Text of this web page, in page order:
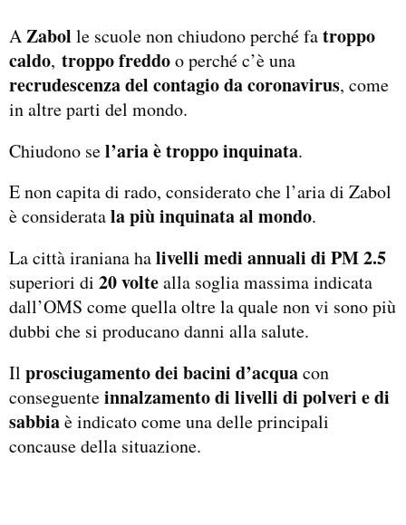
AZabol le scuole non chiudono perché fatroppo
caldo, troppo freddoo perché c’è una
recrudescenza del contagio da coronavirus, come
in altre parti del mondo.
Chiudono sel’aria è troppo inquinata.
E non capita di rado, considerato che l’aria di Zabol
è consideratala più inquinata al mondo.
La città iraniana halivelli medi annuali di PM 2.5
superiori di 20 voltealla soglia massima indicata
dall’OMS come quella oltre la quale non vi sono più
dubbi che si producano danni alla salute.
Il prosciugamento dei bacini d’acquacon
conseguenteinnalzamento di livelli di polveri e di
sabbiaè indicato come una delle principali
concause della situazione.